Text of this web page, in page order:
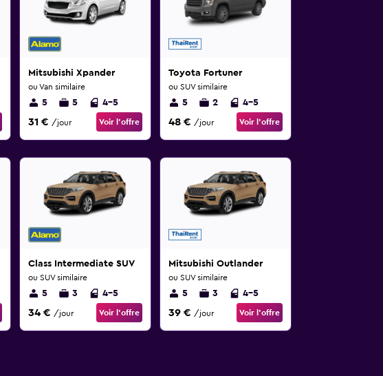
Mitsubishi Xpander
ou Van similaire
5 5 4-5
31 € /jour Voir l’offre
Toyota Fortuner
ou SUV similaire
5 2 4-5
48 € /jour Voir l’offre
Class Intermediate SUV
ou SUV similaire
5 3 4-5
34 € /jour Voir l’offre
Mitsubishi Outlander
ou SUV similaire
5 3 4-5
39 € /jour Voir l’offre